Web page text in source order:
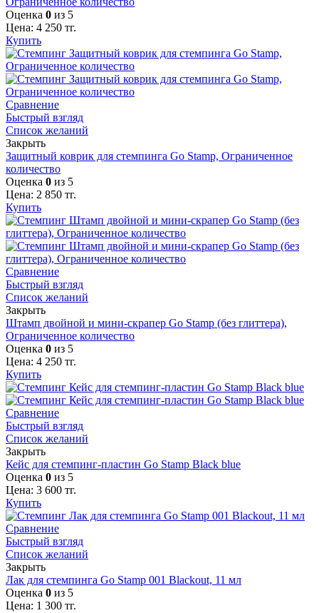
Оценка 0 из 5
Цена: 4 250 тг.
Купить
Сравнение
Быстрый взгляд
Список желаний
Закрыть
Защитный коврик для стемпинга Go Stamp, Ограниченное
количество
Оценка 0 из 5
Цена: 2 850 тг.
Купить
Сравнение
Быстрый взгляд
Список желаний
Закрыть
Штамп двойной и мини-скрапер Go Stamp (без глиттера),
Ограниченное количество
Оценка 0 из 5
Цена: 4 250 тг.
Купить
Сравнение
Быстрый взгляд
Список желаний
Закрыть
Кейс для стемпинг-пластин Go Stamp Black blue
Оценка 0 из 5
Цена: 3 600 тг.
Купить
Сравнение
Быстрый взгляд
Список желаний
Закрыть
Лак для стемпинга Go Stamp 001 Blackout, 11 мл
Оценка 0 из 5
Цена: 1 300 тг.